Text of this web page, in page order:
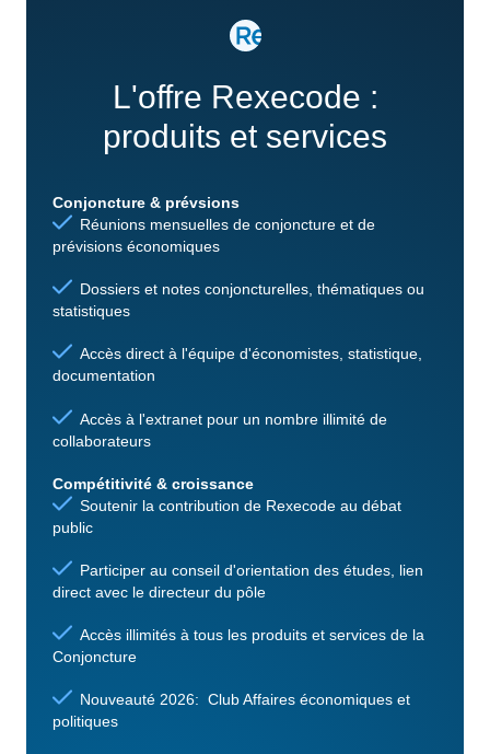
L'offre Rexecode :
produits et services
Conjoncture & prévsions
Réunions mensuelles de conjoncture et de
prévisions économiques
Dossiers et notes conjoncturelles, thématiques ou
statistiques
Accès direct à l'équipe d'économistes, statistique,
documentation
Accès à l'extranet pour un nombre illimité de
collaborateurs
Compétitivité & croissance
Soutenir la contribution de Rexecode au débat
public
Participer au conseil d'orientation des études, lien
direct avec le directeur du pôle
Accès illimités à tous les produits et services de la
Conjoncture
Nouveauté 2026: Club Affaires économiques et
politiques